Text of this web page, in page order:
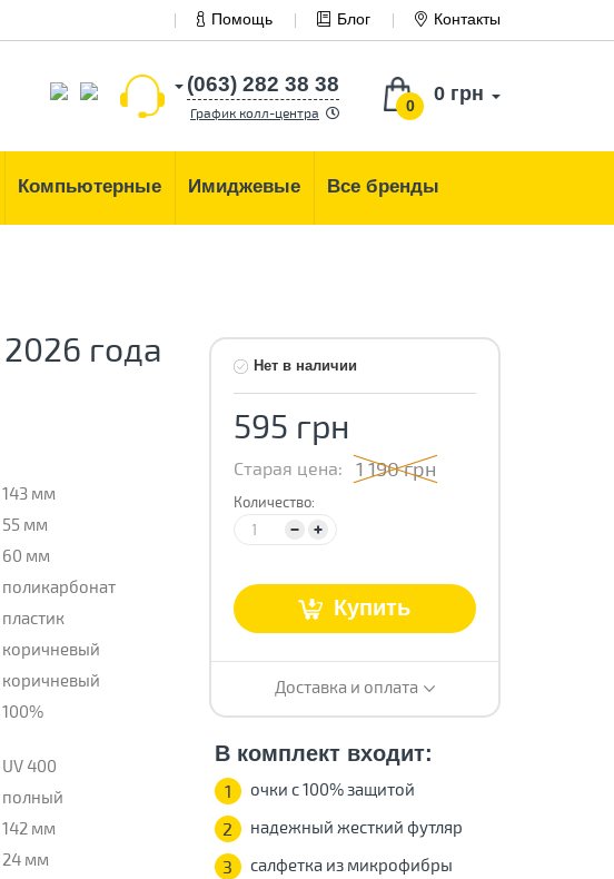
Помощь Блог Контакты
0
0 грн
(063) 282 38 38
График колл-центра
Компьютерные Имиджевые Все бренды
года
143 мм
55 мм
60 мм
поликарбонат
пластик
коричневый
коричневый
100%
UV 400
полный
142 мм
24 мм
Нет в наличии
595 грн
Старая цена: 1 190 грн
Количество:
Купить
Доставка и оплата
В комплект входит:
1 очки с 100% защитой
2 надежный жесткий футляр
3 салфетка из микрофибры